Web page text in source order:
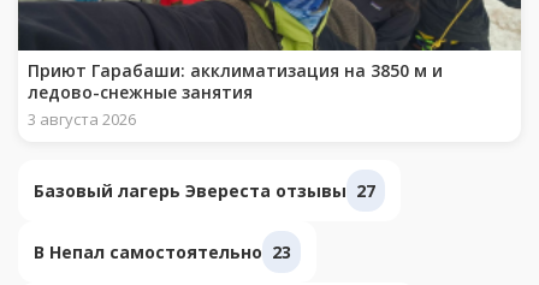
Приют Гарабаши: акклиматизация на 3850 м и
ледово-снежные занятия
3 августа 2026
Базовый лагерь Эвереста отзывы 27
В Непал самостоятельно 23